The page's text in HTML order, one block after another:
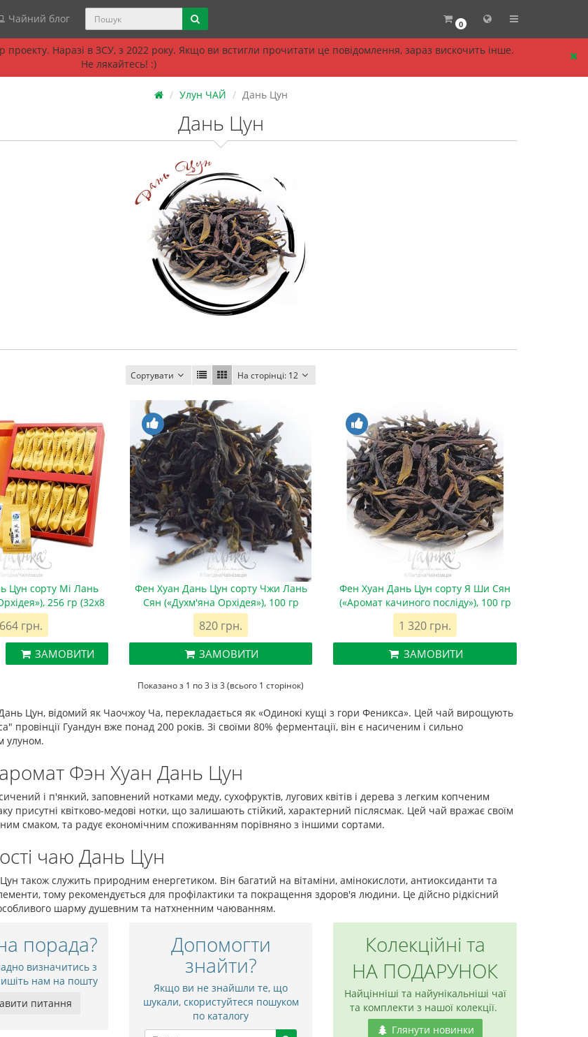
Наразі в ЗСУ, з 2022 року. Якщо ви встигли прочитати це повідомлення, зараз вискочить інше.
Не лякайтесь! :)
Чайний блог 0
Улун ЧАЙ Дань Цун
Дань Цун
Сортувати На сторінці: 12
Цун сорту Мі Лань
256 гр (32х8
гр)
грн.
ЗАМОВИТИ
Фен Хуан Дань Цун сорту Чжи Лань
Сян («Духм'яна Орхідея»), 100 гр
820 грн.
ЗАМОВИТИ
Фен Хуан Дань Цун сорту Я Ши Сян
(«Аромат качиного посліду»), 100 гр
1 320 грн.
ЗАМОВИТИ
Показано з 1 по 3 із 3 (всього 1 сторінок)
Цун, відомий як Чаочжоу Ча, перекладається як «Одинокі кущі з гори Феникса». Цей чай вирощують
провінції Гуандун вже понад 200 років. Зі своїми 80% ферментації, він є насиченим і сильно
улуном.
Фэн Хуан Дань Цун
і п'янкий, заповнений нотками меду, сухофруктів, лугових квітів і дерева з легким копченим
присутні квітково-медові нотки, що залишають стійкий, характерний післясмак. Цей чай вражає своїм
смаком, та радує економічним споживанням порівняно з іншими сортами.
чаю Дань Цун
також служить природним енергетиком. Він багатий на вітаміни, амінокислоти, антиоксиданти та
тому рекомендується для профілактики та покращення здоров'я людини. Це дійсно рідкісний
шарму душевним та натхненним чаюванням.
порада?
визначитись з
нам на пошту
питання
Допомогти
знайти?
Якщо ви не знайшли те, що
шукали, скористуйтеся пошуком
по каталогу
Колекційні та
НА ПОДАРУНОК
Найцінніші та найунікальніші чаї
та комплекти з нашої колекції.
Глянути новинки